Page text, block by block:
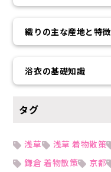
織りの主な産地と特徴
浴衣の基礎知識
タグ
浅草 浅草 着物散策
鎌倉 着物散策
京都